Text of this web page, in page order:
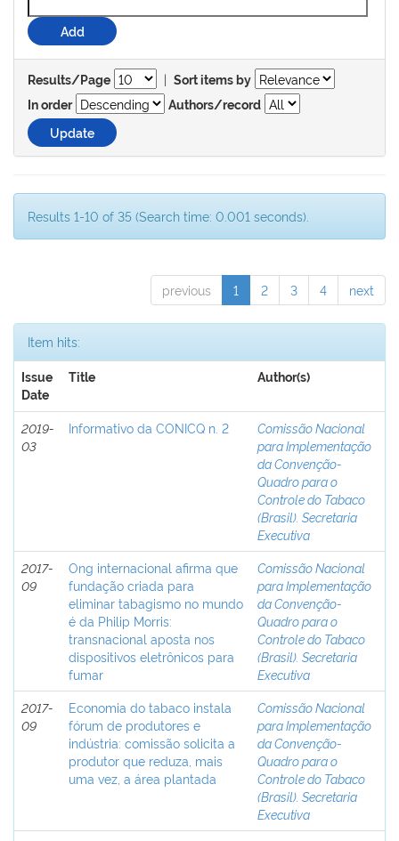
Results/Page | Sort items by
In order
Authors/record
Results 1-10 of 35 (Search time: 0.001 seconds).
previous 1 2 3 4 next
Item hits:
Issue
Date
Title Author(s)
2019-
03
Informativo da CONICQ n. 2
Comissão Nacional
para Implementação
da Convenção-
Quadro para o
Controle do Tabaco
(Brasil). Secretaria
Executiva
2017-
09
Ong internacional afirma que
fundação criada para
eliminar tabagismo no mundo
é da Philip Morris:
transnacional aposta nos
dispositivos eletrônicos para
fumar
Comissão Nacional
para Implementação
da Convenção-
Quadro para o
Controle do Tabaco
(Brasil). Secretaria
Executiva
2017-
09
Economia do tabaco instala
fórum de produtores e
indústria: comissão solicita a
produtor que reduza, mais
uma vez, a área plantada
Comissão Nacional
para Implementação
da Convenção-
Quadro para o
Controle do Tabaco
(Brasil). Secretaria
Executiva